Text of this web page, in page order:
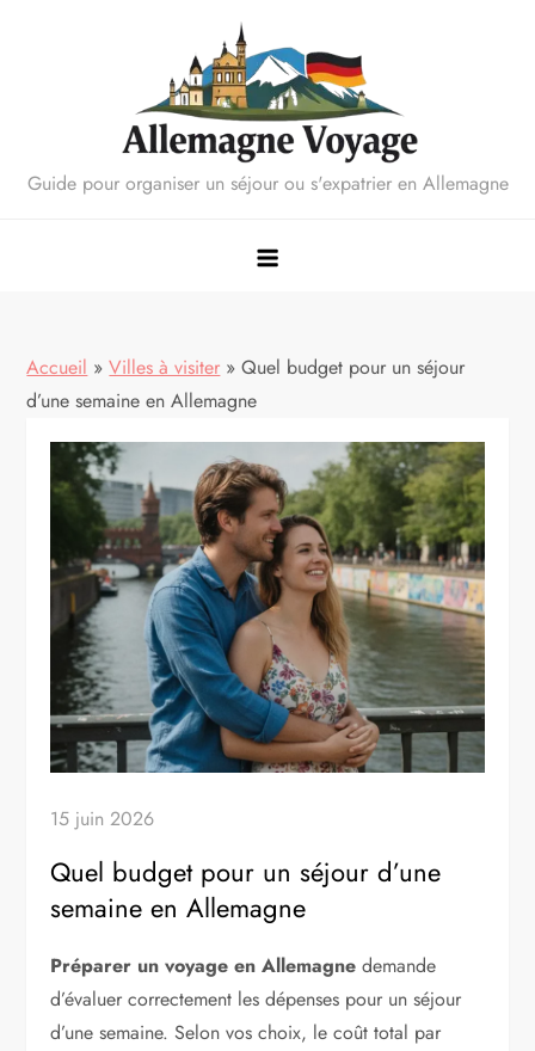
Guide pour organiser un séjour ou s'expatrier en Allemagne
Accueil »Villes à visiter »Quel budget pour un séjour
d’une semaine en Allemagne
15 juin 2026
Quel budget pour un séjour d’une
semaine en Allemagne
Préparer un voyage en Allemagne demande
d’évaluer correctement les dépenses pour un séjour
d’une semaine. Selon vos choix, le coût total par